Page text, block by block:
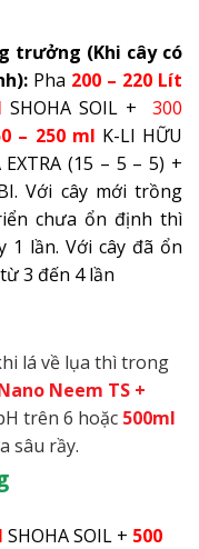
trưởng (Khi cây có
Pha 200 – 220 Lít
SHOHA SOIL +
300
– 250 ml K-LI HỮU
EXTRA (15 – 5 – 5) +
Với cây mới trồng
chưa ổn định thì
1 lần. Với cây đã ổn
3 đến 4 lần
lá về lụa thì trong
Neem TS +
trên 6 hoặc 500ml
sâu rầy.
SHOHA SOIL + 500